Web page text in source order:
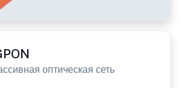
оптическая сеть